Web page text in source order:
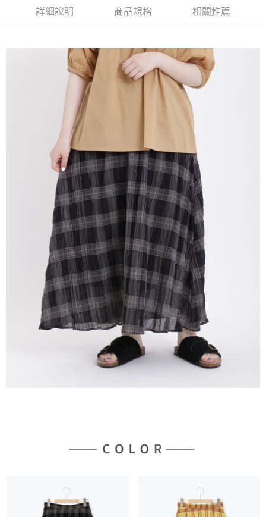
相關說明
【大哥付你分期使用說明】
流程，驗證手機門號後，選擇欲分期的期數、繳款截止日，確認付款後即完
3.實際核准額度、可分期數及費用金額請依後續交易確認頁面所載為準。
4.訂單成立30分鐘內，如未前往確認交易或遇審核未通過，訂單將自動取
消。如遇「轉專審核」未通過狀況，表示未達大哥付你分期系統評分，恕無
1.分期款項不併入電信帳單，「大哥付你分期」於每月結算日後寄送繳費提
2.透過簡訊連結打開帳單後，可選擇「超商條碼／台灣大直營門市／銀行轉
帳／街口支付／iPASS MONEY」等通路繳費。
1.本服務係由「台灣大哥大股份有限公司」（以下簡稱本公司）所提供，讓
用戶於交易時，得透過本服務購買商品或服務，並由商店將買賣／分期付款
買賣價金債權讓與本公司後，依約使用本公司帳單繳交帳款。
2.基於同意付款使用「大哥付你分期」之契約關係目的，商店將以您的個人
資料（包含姓名、電話或地址）提供予台灣大哥大進項蒐集、處理及利用，
由本公司與您本人進行分期帳單所需資料之確認、核對及更正。
3.完整用戶服務條款，請詳閱以下連結：https://oppay.tw/userRule
【關於「AFTEE先享後付」】
AFTEE先享後付是「在收到商品之後才付款」的支付方式。 讓您購物簡單
１．簡單：不需註冊會員、不需綁卡、不需儲值。
２．便利：只要手機號碼，簡訊認證，即可結帳。
３．安心：先確認商品／服務後，再付款。
【「AFTEE先享後付」結帳流程】
１．於結帳方式選擇「AFTEE先享後付」後，將跳轉至「AFTEE先享後付」
結帳頁面，進行簡訊認證並確認金額後，即可完成結帳。
２．訂單成立數日內，您將收到繳費通知簡訊。
３．收到繳費通知簡訊後14天內，點擊此簡訊中的連結，可透過四大超商／
ATM／網路銀行／等多元方式進行付款，方視為交易完成。
※ 請注意：結帳手續完成當下不需立刻繳費，但若您需要取消訂單，請聯絡
購買商品的店家。未經商家同意取消之訂單仍視為有效，需透過AFTEE先享
後付繳納相關費用。
※ 交易是否成功請以「AFTEE先享後付 」之結帳頁面顯示為準，若有關於
是否繳費成功／繳費後需取消欲退款等相關疑問，請聯繫「AFTEE先享後付
客戶支援中心」https://netprotections.freshdesk.com/support/home
【注意事項】
１．透過由恩沛科技股份有限公司提供之「AFTEE先享後付」服務完成之交
易，需依本服務之必要範圍內提供個人資料，並將交易相關給付款項請求債
權轉讓予恩沛科技股份有限公司。
２．關於個人資料處理事宜，請瀏覽以下網址：
https://aftee.tw/terms/#terms3
３．未成年的使用者請事先徵得法定代理人或監護人之同意方可使用
「AFTEE先享後付」，若未經同意申辦者引起之損失，本公司不負相關責
４．使用「AFTEE先享後付」時，將依據個別帳號之用戶狀況，依本公司即
請求用戶進行身份認證。
每筆NT$60，滿NT$388(含以上)免運費
全家純取貨
每筆NT$60，滿NT$388(含以上)免運費
萊爾富取貨付款
每筆NT$60，滿NT$888(含以上)免運費
萊爾富純取貨
每筆NT$60，滿NT$888(含以上)免運費
7-11取貨付款
每筆NT$60，滿NT$888(含以上)免運費
7-11純取貨
每筆NT$60，滿NT$888(含以上)免運費
每筆NT$90，滿NT$888(含以上)免運費
詳細說明 商品規格 相關推薦